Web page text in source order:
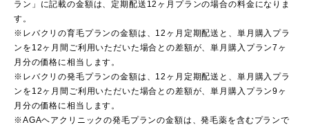
ラン」に記載の金額は、定期配送12ヶ月プランの場合の料金になりま
す。
※レバクリの育毛プランの金額は、12ヶ月定期配送と、単月購入プラ
ンを12ヶ月間ご利用いただいた場合との差額が、単月購入プラン7ヶ
月分の価格に相当します。
※レバクリの発毛プランの金額は、12ヶ月定期配送と、単月購入プラ
ンを12ヶ月間ご利用いただいた場合との差額が、単月購入プラン9ヶ
月分の価格に相当します。
※AGAヘアクリニックの発毛プランの金額は、発毛薬を含むプランで